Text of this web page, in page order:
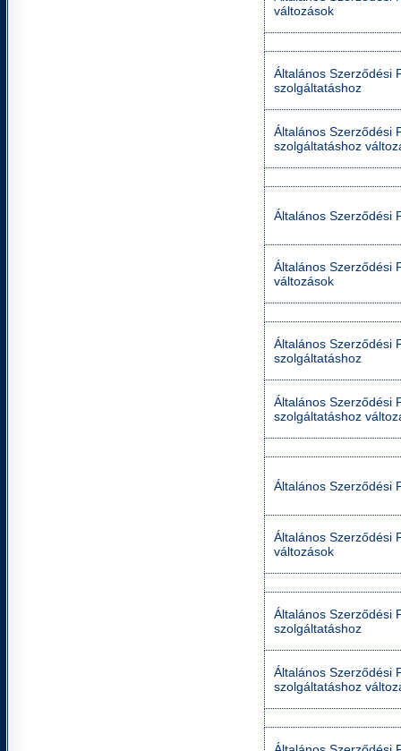
változások
Általános Szerződési
szolgáltatáshoz
Általános Szerződési
szolgáltatáshoz
Általános Szerződési
Általános Szerződési
változások
Általános Szerződési
szolgáltatáshoz
Általános Szerződési
szolgáltatáshoz
Általános Szerződési
Általános Szerződési
változások
Általános Szerződési
szolgáltatáshoz
Általános Szerződési
szolgáltatáshoz